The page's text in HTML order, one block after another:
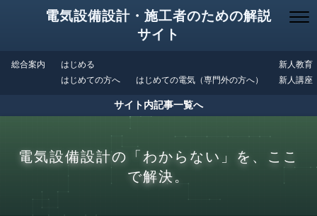
電気設備設計・施工者のための解説
サイト
総合案内
はじめる
はじめての方へ
はじめての電気（専門外の方へ）
新人教育
新人講座
サイト内記事一覧へ
電気設備設計の「わからない」を、ここ
で解決。